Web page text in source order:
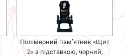
Полімерний пам’ятник «Щит
2» з підставкою, чорний,